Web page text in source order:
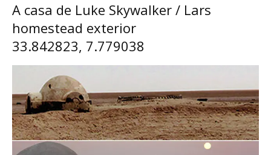
A casa de Luke Skywalker / Lars
homestead exterior
33.842823, 7.779038